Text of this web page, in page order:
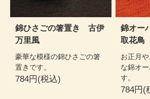
錦ひさごの箸置き 古伊
万里風
豪華な模様の錦ひさごの箸
置きです。
784円(税込)
錦オー
取花鳥
お正月
な錦オ
す。
784円(